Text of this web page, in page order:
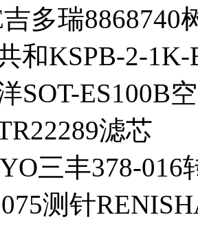
多瑞8868740
和KSPB-2-
SOT-ES100B
滤芯
三丰378-016
测针